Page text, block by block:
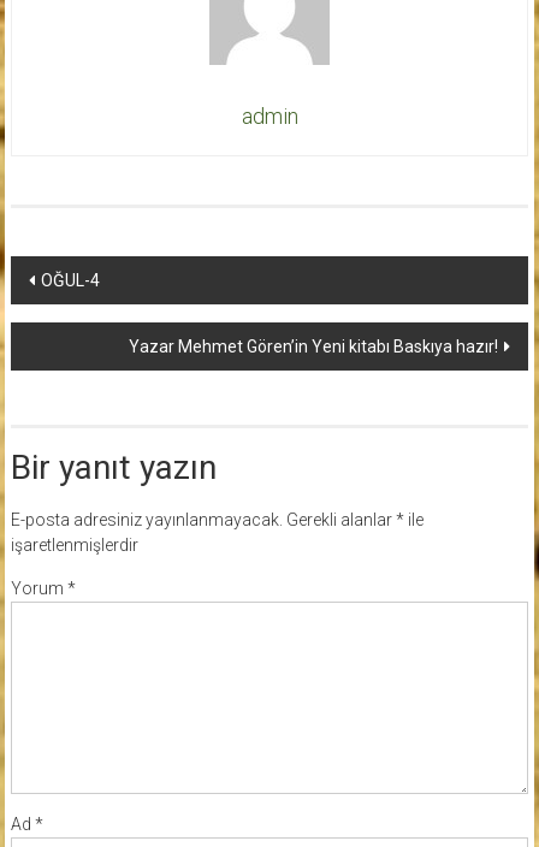
admin
Yazı
dolaşımı
OĞUL-4
Yazar Mehmet Gören’in Yeni kitabı Baskıya hazır!
Bir yanıt yazın
E-posta adresiniz yayınlanmayacak. Gerekli alanlar*ile
işaretlenmişlerdir
Yorum *
Ad *